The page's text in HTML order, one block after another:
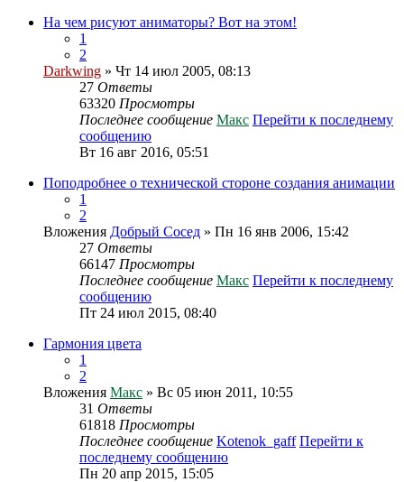
На чем рисуют аниматоры? Вот на этом!
1
2
Darkwing » Чт 14 июл 2005, 08:13
27 Ответы
63320 Просмотры
Последнее сообщение Макс Перейти к последнему
сообщению
Вт 16 авг 2016, 05:51
Поподробнее о технической стороне создания анимации
1
2
Вложения Добрый Сосед » Пн 16 янв 2006, 15:42
27 Ответы
66147 Просмотры
Последнее сообщение Макс Перейти к последнему
сообщению
Пт 24 июл 2015, 08:40
Гармония цвета
1
2
Вложения Макс » Вс 05 июн 2011, 10:55
31 Ответы
61818 Просмотры
Последнее сообщение Kotenok_gaff Перейти к
последнему сообщению
Пн 20 апр 2015, 15:05